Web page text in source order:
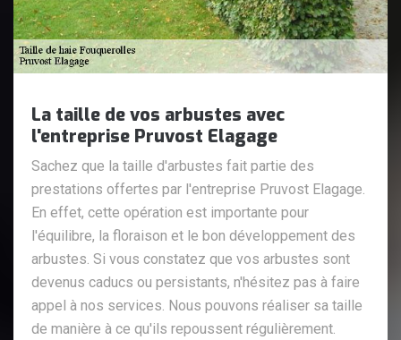
La taille de vos arbustes avec
l'entreprise Pruvost Elagage
Sachez que la taille d'arbustes fait partie des
prestations offertes par l'entreprise Pruvost Elagage.
En effet, cette opération est importante pour
l'équilibre, la floraison et le bon développement des
arbustes. Si vous constatez que vos arbustes sont
devenus caducs ou persistants, n'hésitez pas à faire
appel à nos services. Nous pouvons réaliser sa taille
de manière à ce qu'ils repoussent régulièrement.